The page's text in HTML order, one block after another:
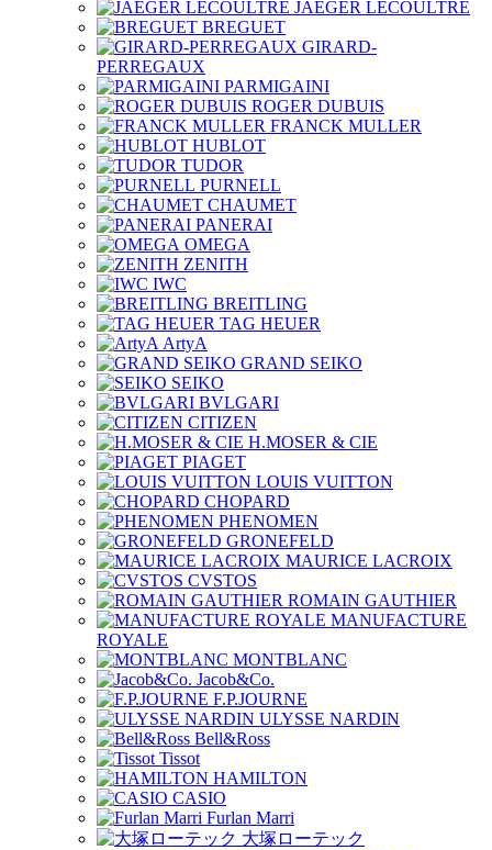
JAEGER LECOULTRE
BREGUET
GIRARD-
PERREGAUX
PARMIGAINI
ROGER DUBUIS
FRANCK MULLER
HUBLOT
TUDOR
PURNELL
CHAUMET
PANERAI
OMEGA
ZENITH
IWC
BREITLING
TAG HEUER
ArtyA
GRAND SEIKO
SEIKO
BVLGARI
CITIZEN
H.MOSER & CIE
PIAGET
LOUIS VUITTON
CHOPARD
PHENOMEN
GRONEFELD
MAURICE LACROIX
CVSTOS
ROMAIN GAUTHIER
MANUFACTURE
ROYALE
MONTBLANC
Jacob&Co.
F.P.JOURNE
ULYSSE NARDIN
Bell&Ross
Tissot
HAMILTON
CASIO
Furlan Marri
大塚ローテック